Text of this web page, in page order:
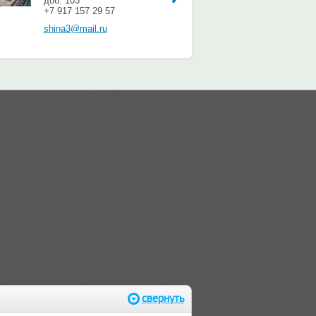
+7 917 157 29 57
shina3@mail.ru
свернуть